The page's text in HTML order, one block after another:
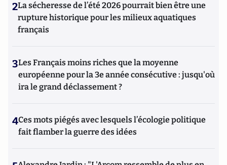
2La sécheresse de l’été 2026 pourrait bien être une
rupture historique pour les milieux aquatiques
français
3Les Français moins riches que la moyenne
européenne pour la 3e année consécutive : jusqu'où
ira le grand déclassement ?
4Ces mots piégés avec lesquels l’écologie politique
fait flamber la guerre des idées